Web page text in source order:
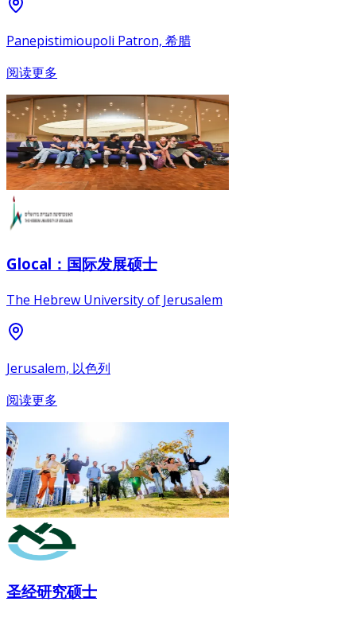
Panepistimioupoli Patron, 希腊
阅读更多
Glocal：国际发展硕士
The Hebrew University of Jerusalem
Jerusalem, 以色列
阅读更多
圣经研究硕士